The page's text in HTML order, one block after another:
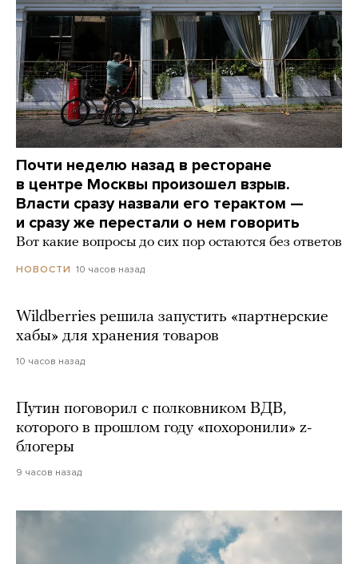
Почти неделю назад в ресторане
в центре Москвы произошел взрыв.
Власти сразу назвали его терактом —
и сразу же перестали о нем говорить
Вот какие вопросы до сих пор остаются без ответов
НОВОСТИ 10 часов назад
Wildberries решила запустить «партнерские
хабы» для хранения товаров
10 часов назад
Путин поговорил с полковником ВДВ,
которого в прошлом году «похоронили» z-
блогеры
9 часов назад